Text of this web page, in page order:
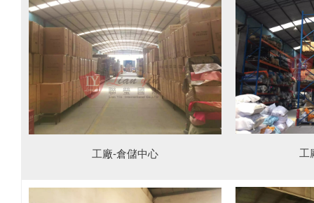
工廠-倉儲中心 工